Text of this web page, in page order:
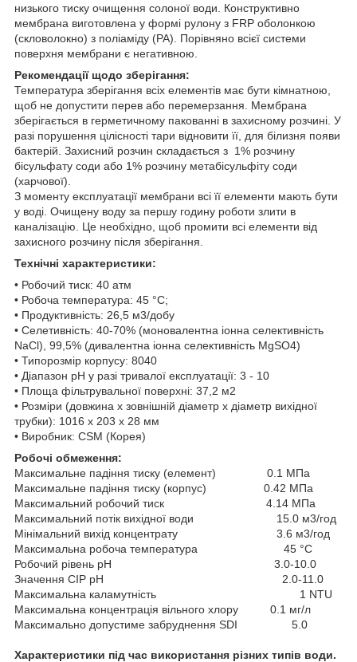
низького тиску очищення солоної води. Конструктивно
мембрана виготовлена у формі рулону з FRP оболонкою
(скловолокно) з поліаміду (РА). Порівняно всієї системи
поверхня мембрани є негативною.
Рекомендації щодо зберігання:
Температура зберігання всіх елементів має бути кімнатною,
щоб не допустити перев або перемерзання. Мембрана
зберігається в герметичному пакованні в захисному розчині. У
разі порушення цілісності тари відновити її, для білизня появи
бактерій. Захисний розчин складається з 1% розчину
бісульфату соди або 1% розчину метабісульфіту соди
(харчової).
З моменту експлуатації мембрани всі її елементи мають бути
у воді. Очищену воду за першу годину роботи злити в
каналізацію. Це необхідно, щоб промити всі елементи від
захисного розчину після зберігання.
Технічні характеристики:
• Робочий тиск: 40 атм
• Робоча температура: 45 °C;
• Продуктивність: 26,5 м3/добу
• Селетивність: 40-70% (моновалентна іонна селективність
NaCl), 99,5% (дивалентна іонна селективність MgSO4)
• Типорозмір корпусу: 8040
• Діапазон pH у разі тривалої експлуатації: 3 - 10
• Площа фільтрувальної поверхні: 37,2 м2
• Розміри (довжина х зовнішній діаметр х діаметр вихідної
трубки): 1016 х 203 х 28 мм
• Виробник: CSM (Корея)
Робочі обмеження:
Максимальне падіння тиску (елемент) 0.1 МПа
Максимальне падіння тиску (корпус) 0.42 МПа
Максимальний робочий тиск 4.14 МПа
Максимальний потік вихідної води 15.0 м3/год
Мінімальний вихід концентрату 3.6 м3/год
Максимальна робоча температура 45 °C
Робочий рівень pH 3.0-10.0
Значення CIP pH 2.0-11.0
Максимальна каламутність 1 NTU
Максимальна концентрація вільного хлору 0.1 мг/л
Максимально допустиме забруднення SDI 5.0
Характеристики під час використання різних типів води.